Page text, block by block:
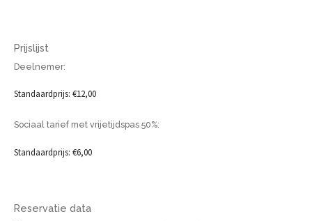
Prijslijst
Deelnemer:
Standaardprijs: €12,00
Sociaal tarief met vrijetijdspas 50%:
Standaardprijs: €6,00
Reservatie data